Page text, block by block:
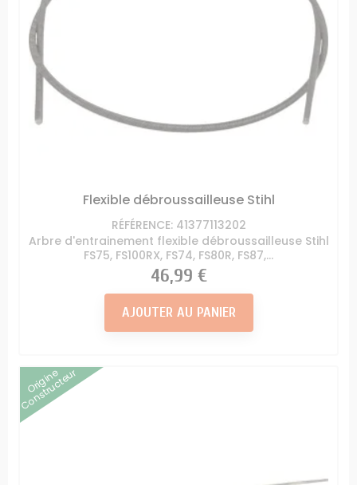
Flexible débroussailleuse Stihl
RÉFÉRENCE: 41377113202
Arbre d'entrainement flexible débroussailleuse Stihl
FS75, FS100RX, FS74, FS80R, FS87,...
Prix
46,99 €
AJOUTER AU PANIER
Origine
Constructeur